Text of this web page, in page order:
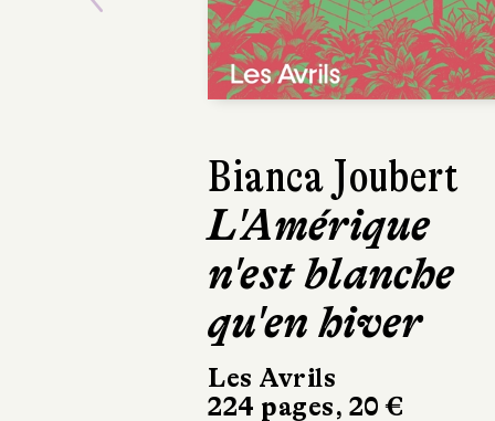
Asako Yuzuki
Le Beurre de
Manako
Calmann-Lévy
Previous